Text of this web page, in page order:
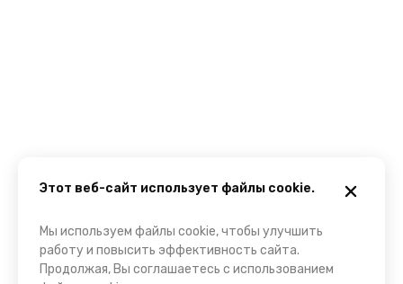
Этот веб-сайт использует файлы cookie.
Мы используем файлы cookie, чтобы улучшить
работу и повысить эффективность сайта.
Продолжая, Вы соглашаетесь с использованием